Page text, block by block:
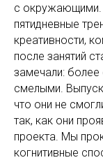
с окружающими.
пятидневные
креативности,
после занятий
замечали: более
смелыми.
что они не
так, как они
проекта. Мы
когнитивные